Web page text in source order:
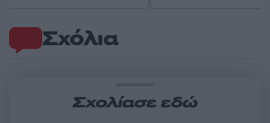
Σχόλια
Σχολίασε εδώ